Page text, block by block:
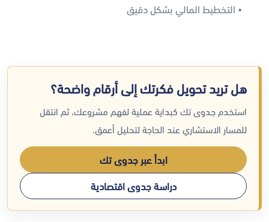
• التخطيط المالي بشكل دقيق
هل تريد تحويل فكرتك إلى أرقام واضحة؟
استخدم جدوى تك كبداية عملية لفهم مشروعك، ثم انتقل
للمسار الاستشاري عند الحاجة لتحليل أعمق.
ابدأ عبر جدوى تك
دراسة جدوى اقتصادية